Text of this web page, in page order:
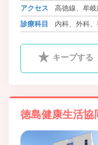
アクセス
高徳線、牟
診療科目
内科、外科
肛門科、麻酔
キープする
徳島健康生活協